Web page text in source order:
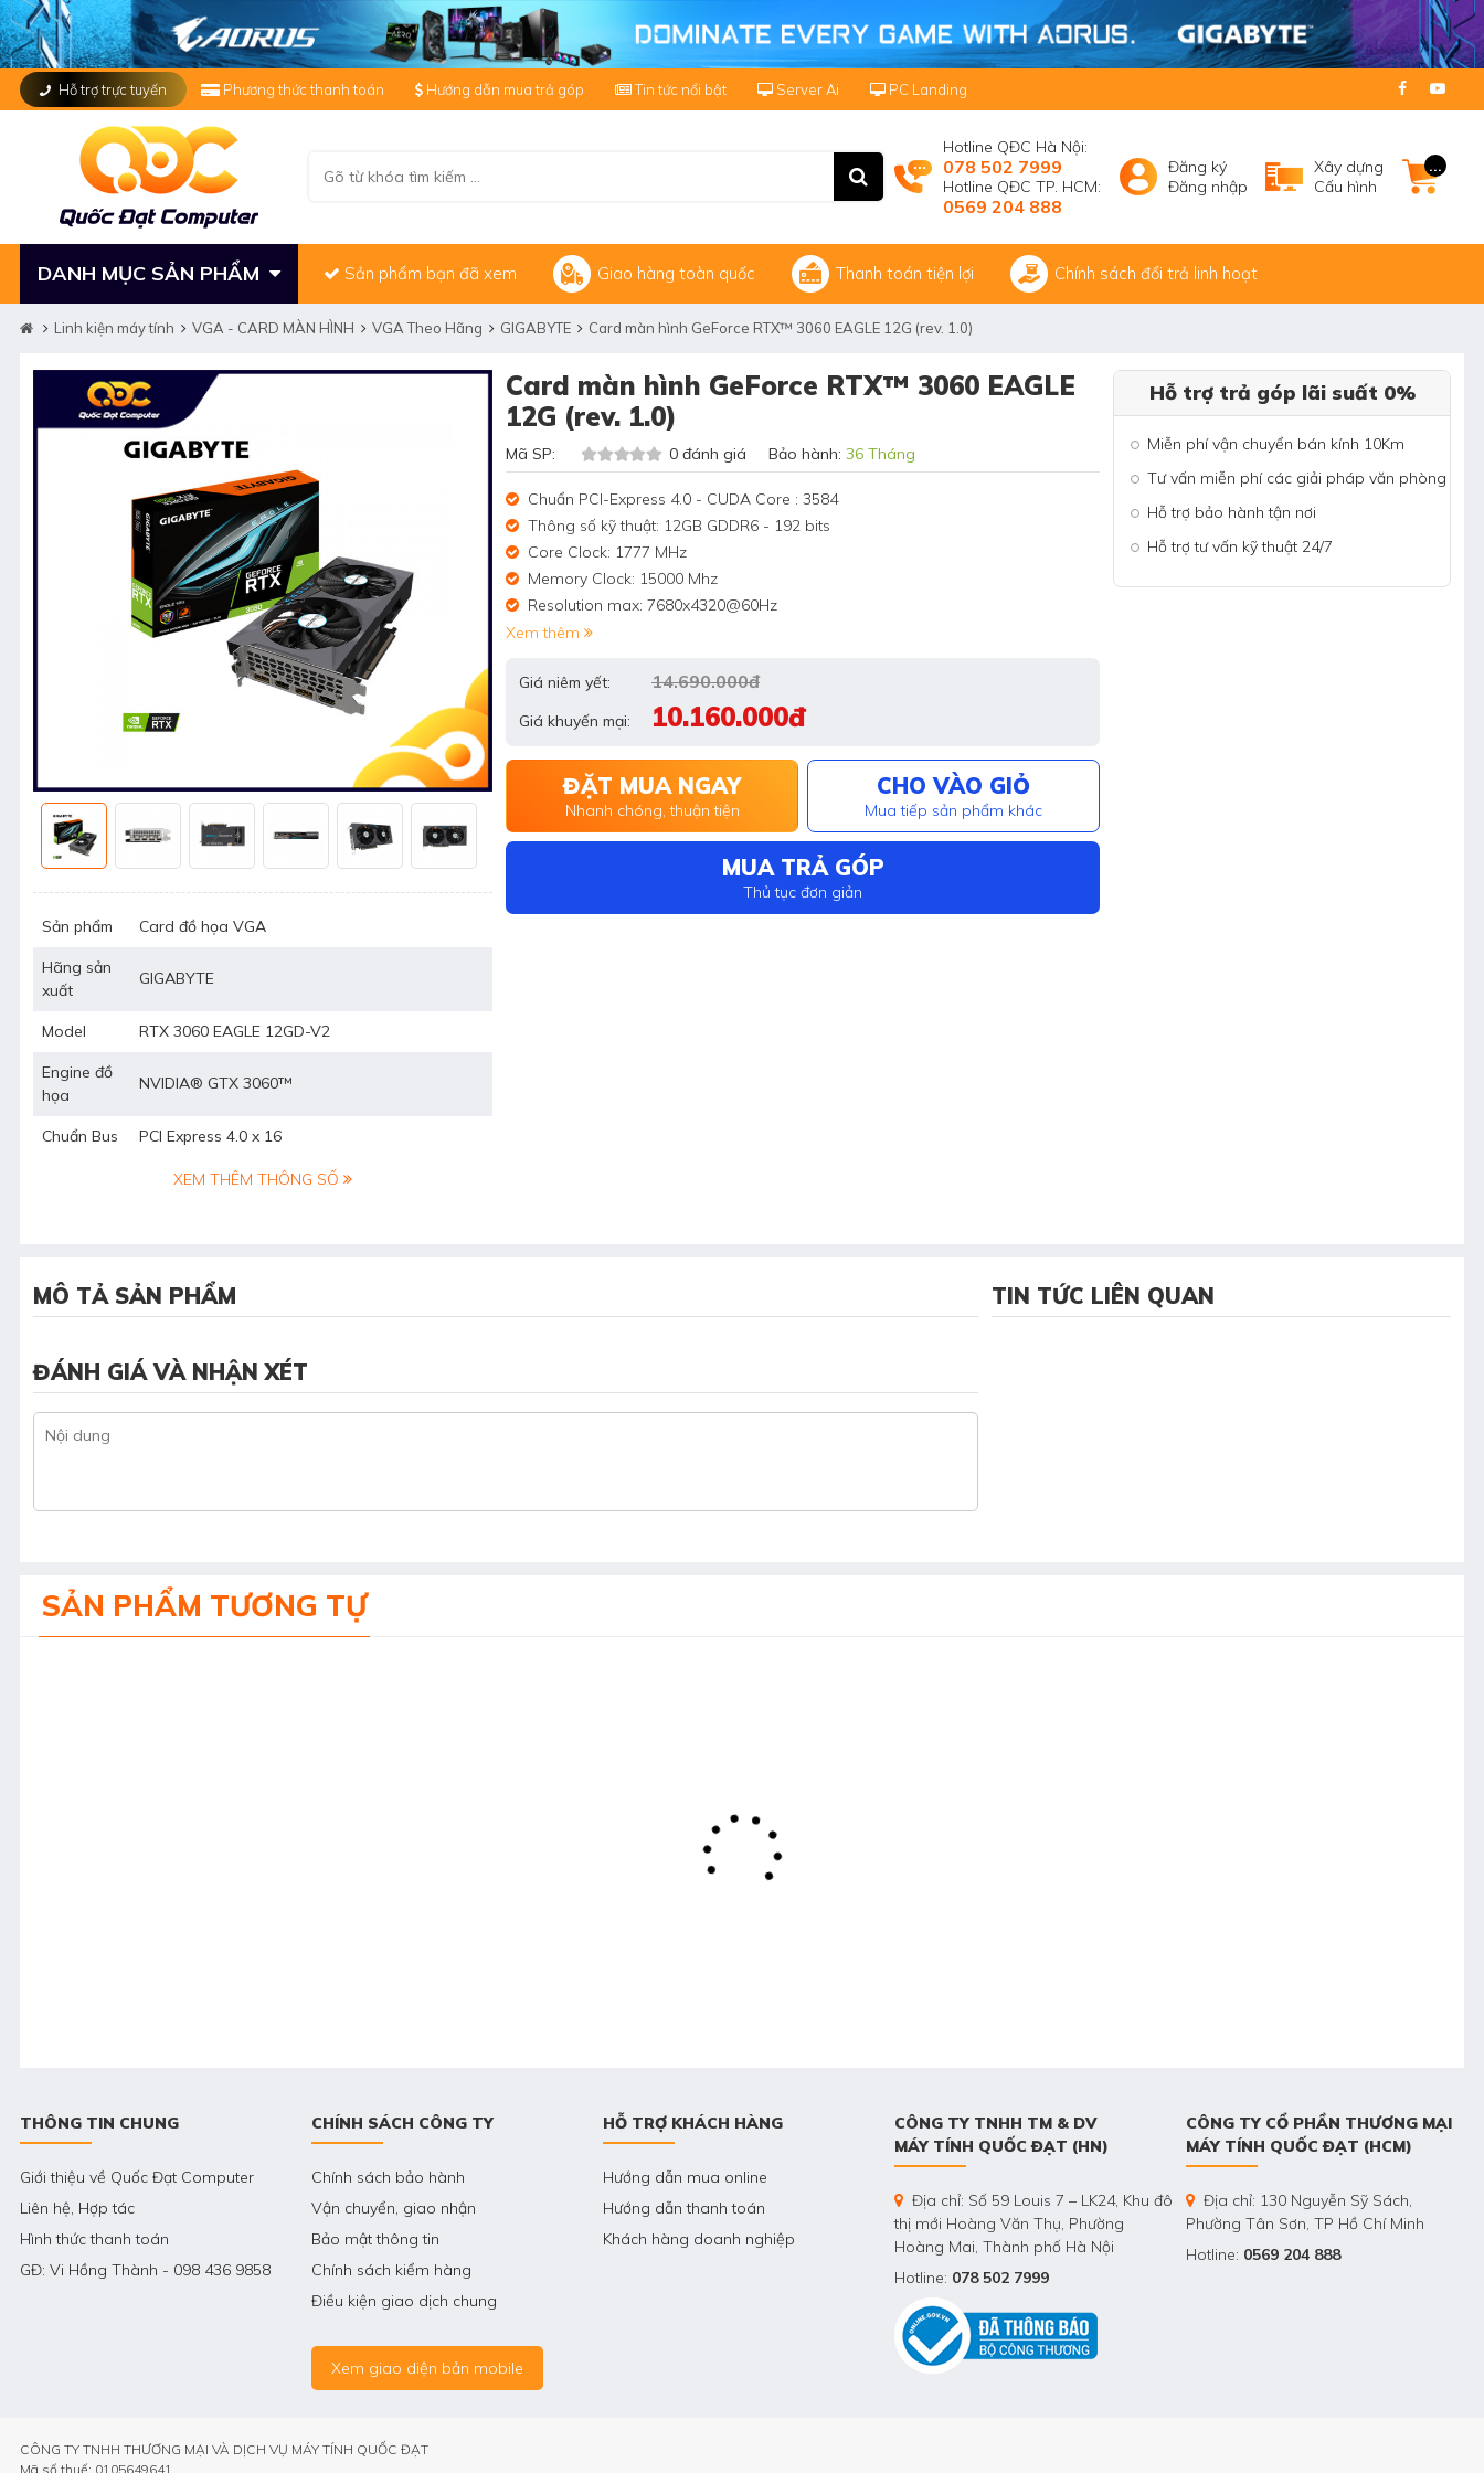
Hỗ trợ trực tuyến Phương thức thanh toán Hướng dẫn mua trả góp Tin tức nổi bật Server Ai PC Landing
Hotline QĐC Hà Nội:
078 502 7999
Hotline QĐC TP. HCM:
0569 204 888
Đăng ký
Đăng nhập
Xây dựng
Cấu hình
...
DANH MỤC SẢN PHẨM Sản phẩm bạn đã xem Giao hàng toàn quốc Thanh toán tiện lợi Chính sách đổi trả linh hoạt
Linh kiện máy tính VGA - CARD MÀN HÌNH VGA Theo Hãng GIGABYTE Card màn hình GeForce RTX™ 3060 EAGLE 12G (rev. 1.0)
Sản phẩm Card đồ họa VGA
Hãng sản
xuất
GIGABYTE
Model RTX 3060 EAGLE 12GD-V2
Engine đồ
họa
NVIDIA® GTX 3060™
Chuẩn Bus PCI Express 4.0 x 16
XEM THÊM THÔNG SỐ
Card màn hình GeForce RTX™ 3060 EAGLE
12G (rev. 1.0)
Mã SP: 0 đánh giá Bảo hành: 36 Tháng
Chuẩn PCI-Express 4.0 - CUDA Core : 3584
Thông số kỹ thuật: 12GB GDDR6 - 192 bits
Core Clock: 1777 MHz
Memory Clock: 15000 Mhz
Resolution max: 7680x4320@60Hz
Xem thêm
Giá niêm yết: 14.690.000đ
Giá khuyến mại: 10.160.000đ
ĐẶT MUA NGAY
Nhanh chóng, thuận tiện
CHO VÀO GIỎ
Mua tiếp sản phẩm khác
MUA TRẢ GÓP
Thủ tục đơn giản
Hỗ trợ trả góp lãi suất 0%
Miễn phí vận chuyển bán kính 10Km
Tư vấn miễn phí các giải pháp văn phòng
Hỗ trợ bảo hành tận nơi
Hỗ trợ tư vấn kỹ thuật 24/7
MÔ TẢ SẢN PHẨM
ĐÁNH GIÁ VÀ NHẬN XÉT
TIN TỨC LIÊN QUAN
SẢN PHẨM TƯƠNG TỰ
THÔNG TIN CHUNG
Giới thiệu về Quốc Đạt Computer
Liên hệ, Hợp tác
Hình thức thanh toán
GĐ: Vi Hồng Thành - 098 436 9858
CHÍNH SÁCH CÔNG TY
Chính sách bảo hành
Vận chuyển, giao nhận
Bảo mật thông tin
Chính sách kiểm hàng
Điều kiện giao dịch chung
Xem giao diện bản mobile
HỖ TRỢ KHÁCH HÀNG
Hướng dẫn mua online
Hướng dẫn thanh toán
Khách hàng doanh nghiệp
CÔNG TY TNHH TM & DV
MÁY TÍNH QUỐC ĐẠT (HN)
Địa chỉ: Số 59 Louis 7 – LK24, Khu đô
thị mới Hoàng Văn Thụ, Phường
Hoàng Mai, Thành phố Hà Nội
Hotline: 078 502 7999
CÔNG TY CỔ PHẦN THƯƠNG MẠI
MÁY TÍNH QUỐC ĐẠT (HCM)
Địa chỉ: 130 Nguyễn Sỹ Sách,
Phường Tân Sơn, TP Hồ Chí Minh
Hotline: 0569 204 888
CÔNG TY TNHH THƯƠNG MẠI VÀ DỊCH VỤ MÁY TÍNH QUỐC ĐẠT
Mã số thuế: 0105649641